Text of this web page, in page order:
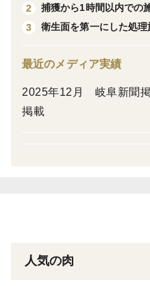
＜猪肉スライスについて＞
望がある場合は 特記事項
発送日から２ヶ月以上の
2
捕獲から1時間以内での
3
衛生面を第一にした処理
最近のメディア実績
2025年12月 岐阜新聞
掲載
人気の肉